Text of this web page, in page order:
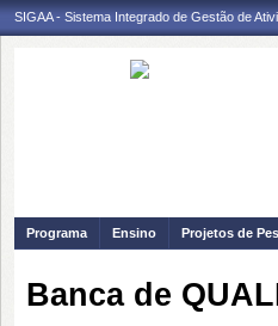
SIGAA - Sistema Integrado de Gestão de
Programa Ensino Projetos de
Banca de